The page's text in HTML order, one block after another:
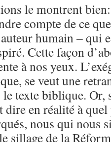
le montrent
compte de ce
humain – qui
Cette façon
à nos yeux.
se veut une
texte biblique. Or,
dire en réalité à
nous qui nous
sillage de la